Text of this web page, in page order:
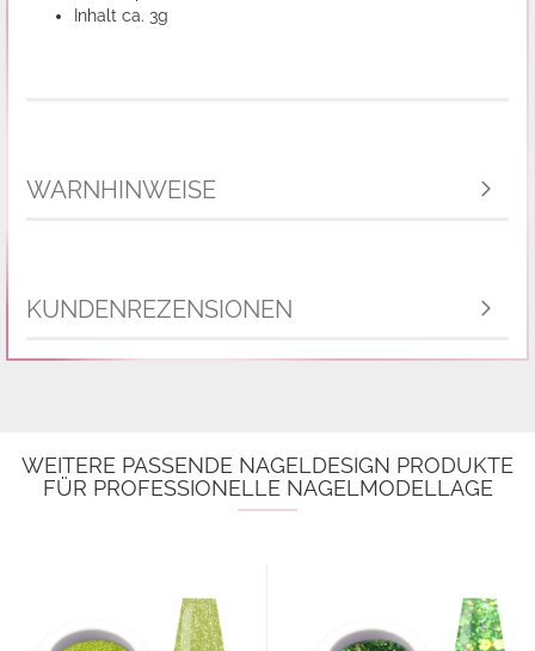
Inhalt ca. 3g
WARNHINWEISE
KUNDENREZENSIONEN
WEITERE PASSENDE NAGELDESIGN PRODUKTE
FÜR PROFESSIONELLE NAGELMODELLAGE